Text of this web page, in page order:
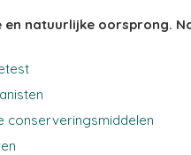
natuurlijke oorsprong.
conserveringsmiddelen